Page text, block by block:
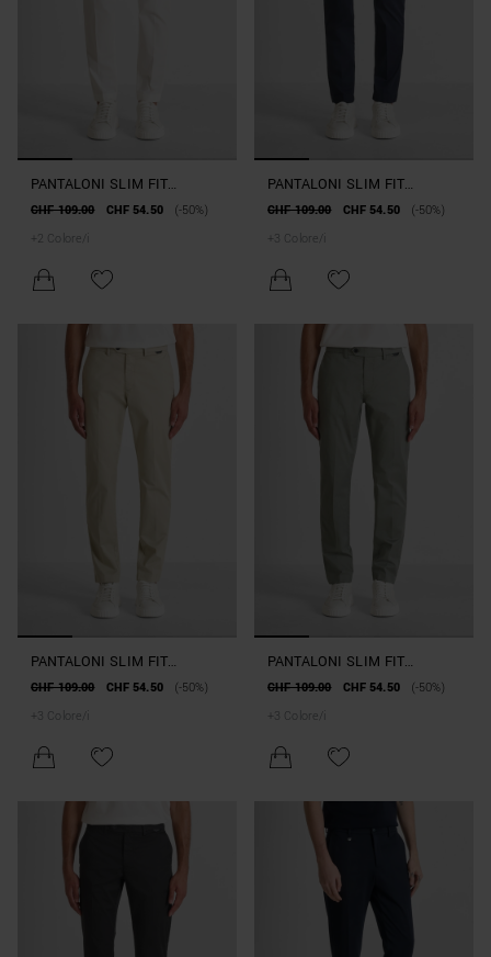
PANTALONI SLIM FIT
"SALEM" IN COTONE
CHF 109.00 CHF 54.50
(-50%)
+ 2 Colore/i
PANTALONI SLIM FIT
"MARK" IN MISTO TWILL DI
CHF 109.00 CHF 54.50
(-50%)
+ 3 Colore/i
PANTALONI SLIM FIT
"MARK" IN MISTO TWILL DI
CHF 109.00 CHF 54.50
(-50%)
+ 3 Colore/i
PANTALONI SLIM FIT
"MARK" IN MISTO TWILL DI
CHF 109.00 CHF 54.50
(-50%)
+ 3 Colore/i